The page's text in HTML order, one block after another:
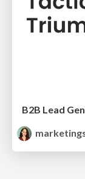
B2B Lead